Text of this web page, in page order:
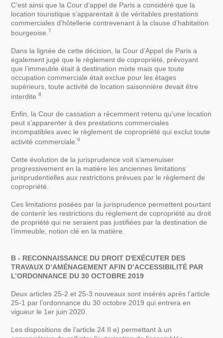
C’est ainsi que la Cour d’appel de Paris a considéré que la
location touristique s’apparentait à de véritables prestations
commerciales d’hôtellerie contrevenant à la clause d’habitation
bourgeoise. 7
Dans la lignée de cette décision, la Cour d’Appel de Paris a
également jugé que le règlement de copropriété, prévoyant
que l’immeuble était à destination mixte mais que toute
occupation commerciale était exclue pour les étages
supérieurs, toute activité de location saisonnière devait être
interdite.8
Enfin, la Cour de cassation a récemment retenu qu’une location
peut s’apparenter à des prestations commerciales
incompatibles avec le règlement de copropriété qui exclut toute
activité commerciale.9
Cette évolution de la jurisprudence voit s’amenuiser
progressivement en la matière les anciennes limitations
jurisprudentielles aux restrictions prévues par le règlement de
copropriété.
Ces limitations posées par la jurisprudence permettent pourtant
de contenir les restrictions du règlement de copropriété au droit
de propriété qui ne seraient pas justifiées par la destination de
l’immeuble, notion clé en la matière.
B - RECONNAISSANCE DU DROIT D'EXÉCUTER DES
TRAVAUX D’AMÉNAGEMENT AFIN D’ACCESSIBILITÉ PAR
L’ORDONNANCE DU 30 OCTOBRE 2019
Deux articles 25-2 et 25-3 nouveaux sont insérés après l’article
25-1 par l’ordonnance du 30 octobre 2019 qui entrera en
vigueur le 1er juin 2020.
Les dispositions de l’article 24 II e) permettant à un